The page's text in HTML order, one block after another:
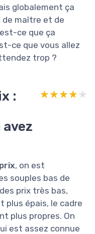
globalement ça
maître et de
ce que ça
ce que vous allez
trop ?
:
★★★★★
★★★★★
, on est
souples bas de
prix très bas,
plus épais, le cadre
plus propres. On
est assez connue